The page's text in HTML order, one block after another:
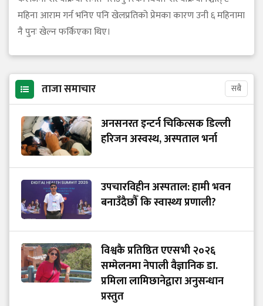
महिना आराम गर्न भनिए पनि खेलप्रतिको प्रेमका कारण उनी ६ महिनामा
नै पुनः खेल्न फर्किएका थिए।
ताजा समाचार सबै
अनसनरत इन्टर्न चिकित्सक डिल्ली
हरिजन अस्वस्थ, अस्पताल भर्ना
उपचारविहीन अस्पताल: हामी भवन
बनाउँदैछौँ कि स्वास्थ्य प्रणाली?
विश्वकै प्रतिष्ठित एएसभी २०२६
सम्मेलनमा नेपाली वैज्ञानिक डा.
प्रमिला लामिछानेद्वारा अनुसन्धान
प्रस्तुत